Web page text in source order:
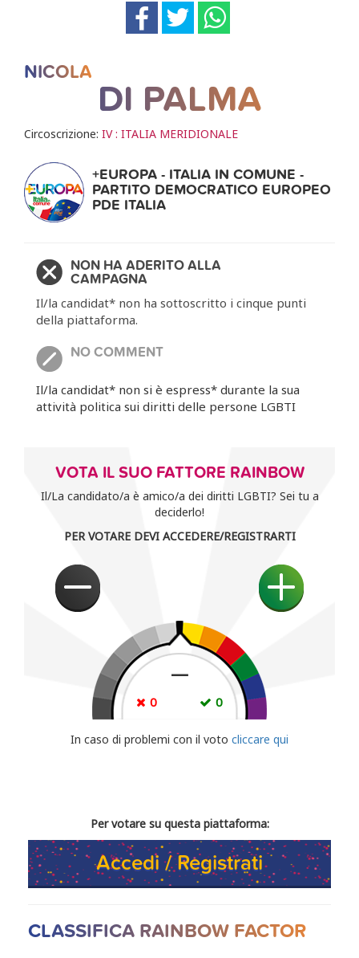
NICOLA
DI PALMA
Circoscrizione: IV : ITALIA MERIDIONALE
+EUROPA - ITALIA IN COMUNE -
PARTITO DEMOCRATICO EUROPEO
PDE ITALIA
NON HA ADERITO ALLA
CAMPAGNA
Il/la candidat* non ha sottoscritto i cinque punti
della piattaforma.
NO COMMENT
Il/la candidat* non si è espress* durante la sua
attività politica sui diritti delle persone LGBTI
VOTA IL SUO FATTORE RAINBOW
Il/La candidato/a è amico/a dei diritti LGBTI? Sei tu a
deciderlo!
PER VOTARE DEVI ACCEDERE/REGISTRARTI
—
0 0
CONDIVIDI IL TUO VOTO
In caso di problemi con il voto cliccare qui
Per votare su questa piattaforma:
Accedi / Registrati
CLASSIFICA RAINBOW FACTOR